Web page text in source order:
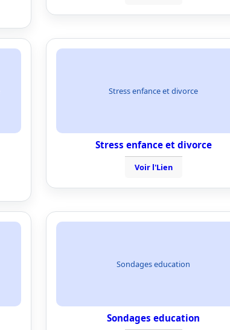
Stress enfance et divorce
Stress enfance et divorce
Voir l'Lien
Sondages education
Sondages education